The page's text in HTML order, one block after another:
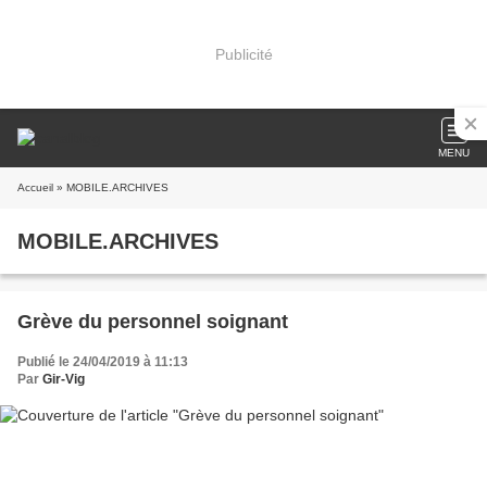
Publicité
MENU
Accueil » MOBILE.ARCHIVES
MOBILE.ARCHIVES
Grève du personnel soignant
Publié le 24/04/2019 à 11:13
Par Gir-Vig